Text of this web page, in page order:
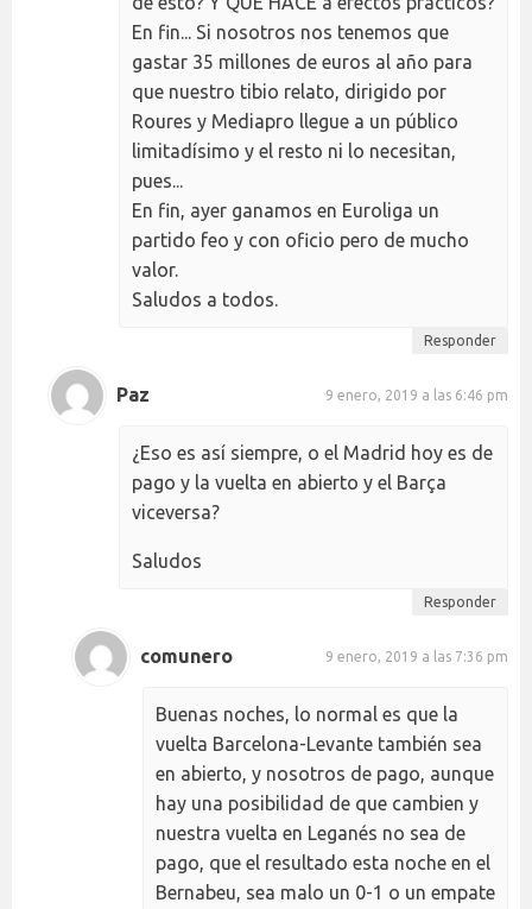
En fin... Si nosotros nos tenemos que
gastar 35 millones de euros al año para
que nuestro tibio relato, dirigido por
Roures y Mediapro llegue a un público
limitadísimo y el resto ni lo necesitan,
pues...
En fin, ayer ganamos en Euroliga un
partido feo y con oficio pero de mucho
valor.
Saludos a todos.
Responder
Paz 9 enero, 2019 a las 6:46 pm
¿Eso es así siempre, o el Madrid hoy es de
pago y la vuelta en abierto y el Barça
viceversa?
Saludos
Responder
comunero 9 enero, 2019 a las 7:36 pm
Buenas noches, lo normal es que la
vuelta Barcelona-Levante también sea
en abierto, y nosotros de pago, aunque
hay una posibilidad de que cambien y
nuestra vuelta en Leganés no sea de
pago, que el resultado esta noche en el
Bernabeu, sea malo un 0-1 o un empate